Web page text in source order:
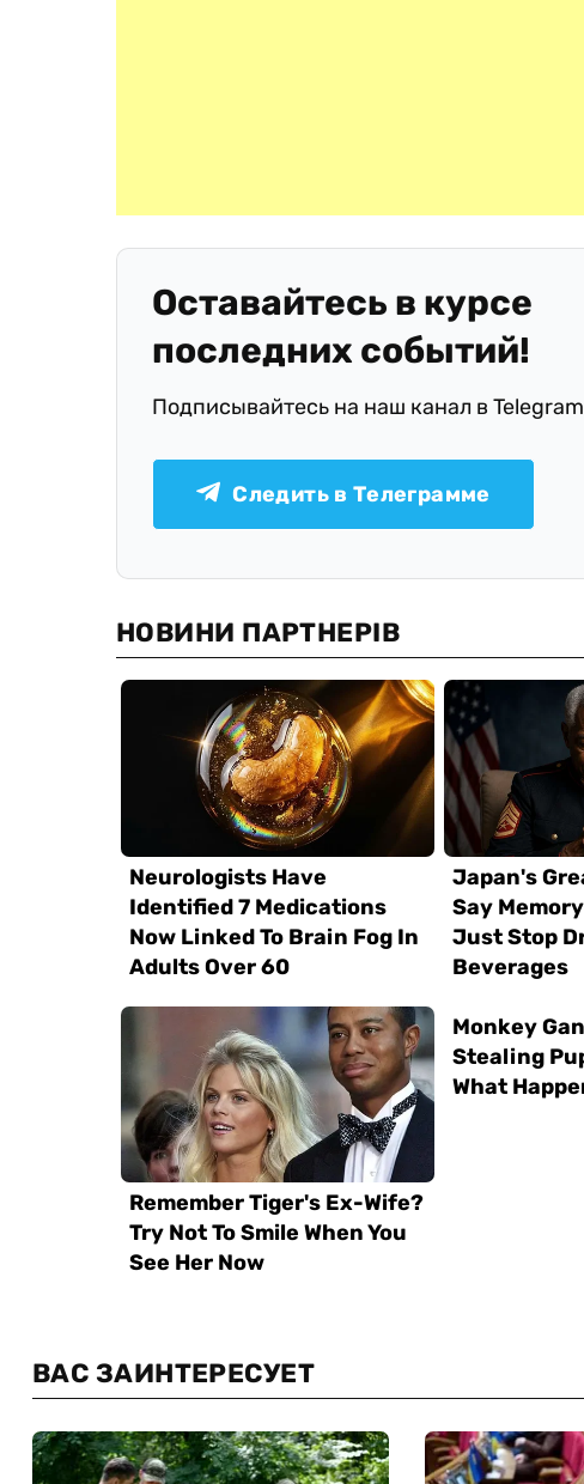
Оставайтесь в курсе
последних событий!
Подписывайтесь на наш канал в Telegram
Следить в Телеграмме
ВАС ЗАИНТЕРЕСУЕТ